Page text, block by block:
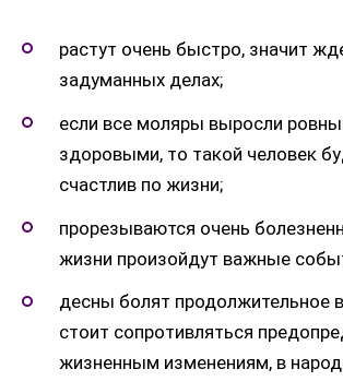
растут очень быстро, значит
задуманных делах;
если все моляры выросли
здоровыми, то такой человек
счастлив по жизни;
прорезываются очень
жизни произойдут важные
десны болят продолжительное
стоит сопротивляться
жизненным изменениям, в